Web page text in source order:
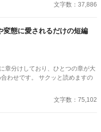
文字数：37,886
変態に愛されるだけの短編
章分けしており、ひとつの章が大
わせです。 サクッと読めますの
文字数：75,102